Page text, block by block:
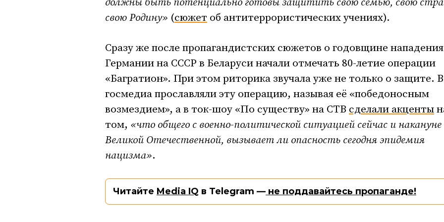
свою Родину» (сюжет об антитеррористических учениях).
Сразу же после пропагандистских сюжетов о годовщине нападения
Германии на СССР в Беларуси начали отмечать 80-летие операции
«Багратион». При этом риторика звучала уже не только о защите. В
госмедиа прославляли эту операцию, называя её «победоносным
возмездием», а в ток-шоу «По существу» на СТВ сделали акценты
том, «что общего с военно-политической ситуацией сейчас и накануне
Великой Отечественной, вызывает ли опасность сегодня эпидемия
нацизма».
Читайте Media IQ в Telegram — не поддавайтесь пропаганде!